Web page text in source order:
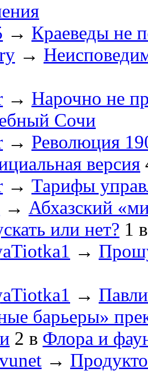
→ Краеведы не
→
→ Нарочно не
Сочи
→ Революция
версия
→ Тарифы
→ Абхазский
или нет? 1
→
→
барьеры»
2 в Флора и
→